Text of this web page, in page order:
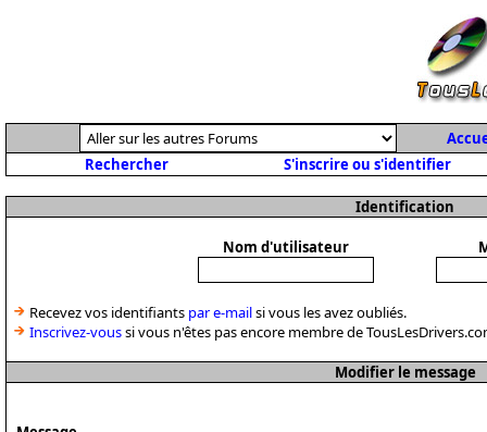
Rechercher
S'inscrire ou s'identifier
Identification
Nom d'utilisateur
Recevez vos identifiants par e-mailsi vous les avez oubliés.
Inscrivez-voussi vous n'êtes pas encore membre de
Modifier le message